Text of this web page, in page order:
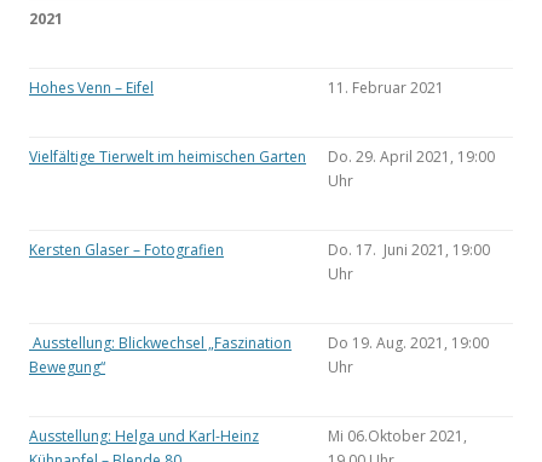
2021
Hohes Venn – Eifel 11. Februar 2021
Vielfältige Tierwelt im heimischen Garten
Do. 29. April 2021, 19:00
Uhr
Kersten Glaser – Fotografien
Do. 17. Juni 2021, 19:00
Uhr
Ausstellung: Blickwechsel „Faszination
Bewegung“
Do 19. Aug. 2021, 19:00
Uhr
Ausstellung: Helga und Karl-Heinz
Mi 06.Oktober 2021,